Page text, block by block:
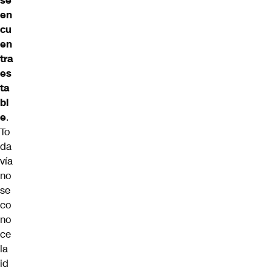
en
cu
en
tra
es
ta
bl
e.
To
da
vía
no
se
co
no
ce
la
id